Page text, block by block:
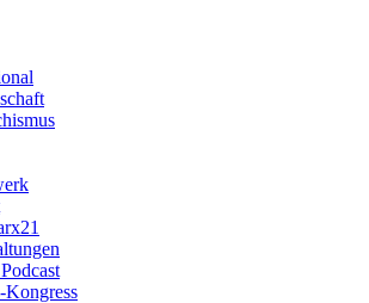
Kongress